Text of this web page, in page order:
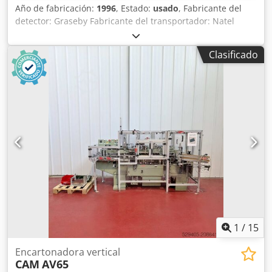
Año de fabricación: 1996, Estado: usado, Fabricante del
detector: Graseby Fabricante del transportador: Natel
International Csdpfxox R Axds Ab Hjrf Fabricante del
armario eléctrico: Elcowa Año: 1996 Longitud de la cinta:
300 x 22 cm. Expulsión mediante apertura de la cinta
Vídeo: ?si=trbeYF7uuW2tlHwl
Clasificado
1 / 15
Encartonadora vertical
CAM AV65